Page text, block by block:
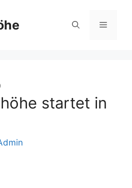
Menü
startet in